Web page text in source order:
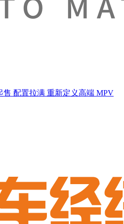
售 配置拉满 重新定义高端 MPV